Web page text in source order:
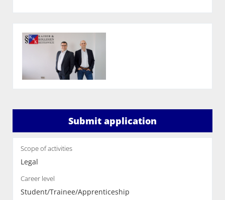
Submit application
Scope of activities
Legal
Career level
Student/Trainee/Apprenticeship